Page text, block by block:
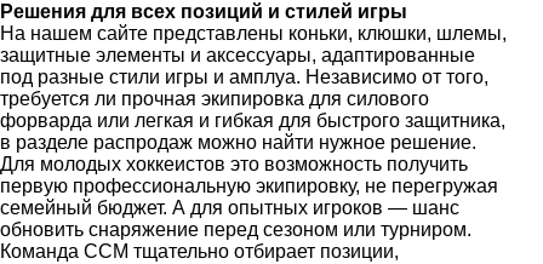
Решения для всех позиций и стилей игры
На нашем сайте представлены коньки, клюшки, шлемы,
защитные элементы и аксессуары, адаптированные
под разные стили игры и амплуа. Независимо от того,
требуется ли прочная экипировка для силового
форварда или легкая и гибкая для быстрого защитника,
в разделе распродаж можно найти нужное решение.
Для молодых хоккеистов это возможность получить
первую профессиональную экипировку, не перегружая
семейный бюджет. А для опытных игроков — шанс
обновить снаряжение перед сезоном или турниром.
Команда CCM тщательно отбирает позиции,